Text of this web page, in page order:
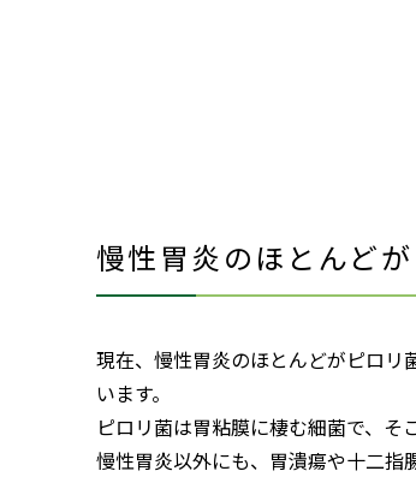
慢性胃炎のほとんど
現在、慢性胃炎のほとんどがピロリ
います。
ピロリ菌は胃粘膜に棲む細菌で、そ
慢性胃炎以外にも、胃潰瘍や十二指